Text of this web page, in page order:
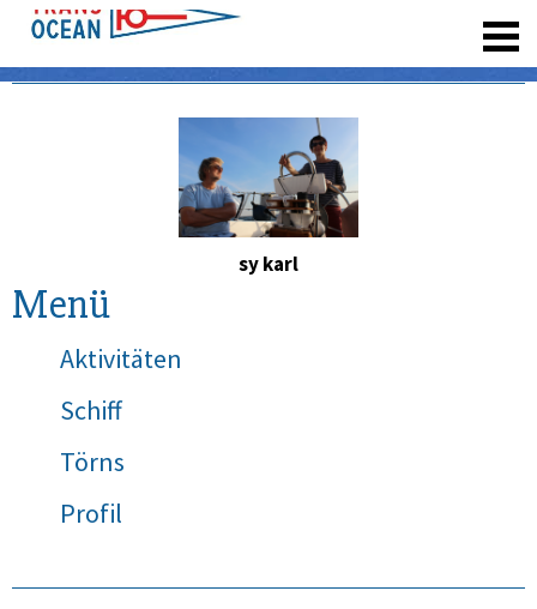
sy karl
Menü
Aktivitäten
Schiff
Törns
Profil